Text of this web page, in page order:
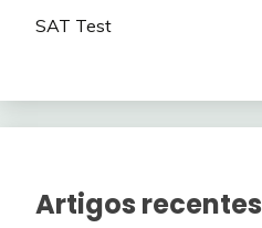
SAT Test
Artigos recentes